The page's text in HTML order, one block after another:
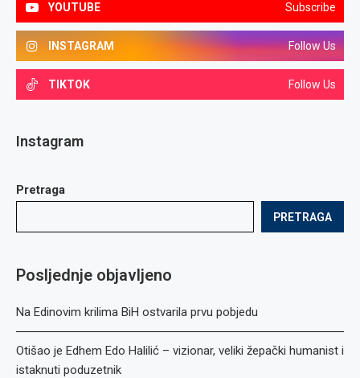
YOUTUBE Subscribe
INSTAGRAM Follow Us
TIKTOK Follow Us
Instagram
Pretraga
PRETRAGA
Posljednje objavljeno
Na Edinovim krilima BiH ostvarila prvu pobjedu
Otišao je Edhem Edo Halilić – vizionar, veliki žepački humanist i
istaknuti poduzetnik